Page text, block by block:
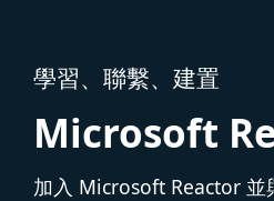
學習、聯繫、建置
Microsoft
加入 Microsoft Reactor 並